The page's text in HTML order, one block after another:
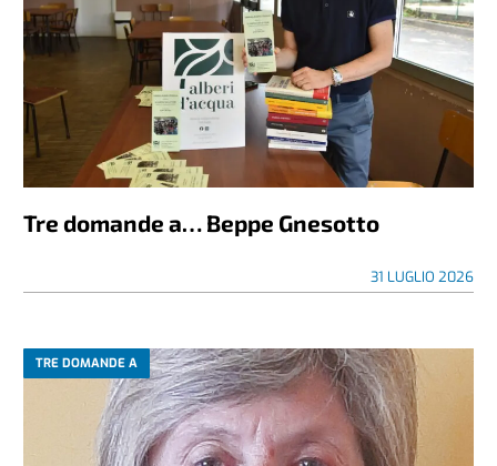
Tre domande a… Beppe Gnesotto
31 LUGLIO 2026
TRE DOMANDE A